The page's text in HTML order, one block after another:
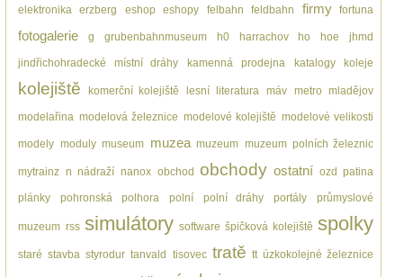
elektronika erzberg eshop eshopy felbahn feldbahn firmy fortuna
fotogalerie g grubenbahnmuseum h0 harrachov ho hoe jhmd
jindřichohradecké místní dráhy kamenná prodejna katalogy koleje
kolejiště komerční kolejiště lesní literatura máv metro mladějov
modelařina modelová železnice modelové kolejiště modelové velikosti
modely moduly museum muzea muzeum muzeum polních železnic
mytrainz n nádraží nanox obchod obchody ostatní ozd patina
plánky pohronská polhora polní polní dráhy portály průmyslové
muzeum rss simulátory software špičková kolejiště spolky
staré stavba styrodur tanvald tisovec tratě tt úzkokolejné železnice